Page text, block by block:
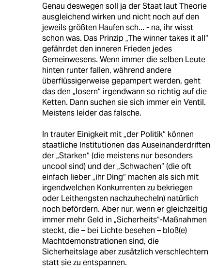
Genau deswegen soll ja der Staat laut Theorie
ausgleichend wirken und nicht noch auf den
jeweils größten Haufen sch... - na, ihr wisst
schon was. Das Prinzip „The winner takes it all“
gefährdet den inneren Frieden jedes
Gemeinwesens. Wenn immer die selben Leute
hinten runter fallen, während andere
überflüssigerweise gepampert werden, geht
das den „losern“ irgendwann so richtig auf die
Ketten. Dann suchen sie sich immer ein Ventil.
Meistens leider das falsche.
In trauter Einigkeit mit „der Politik“ können
staatliche Institutionen das Auseinanderdriften
der „Starken“ (die meistens nur besonders
uncool sind) und der „Schwachen“ (die oft
einfach lieber „ihr Ding“ machen als sich mit
irgendwelchen Konkurrenten zu bekriegen
oder Leithengsten nachzuhecheln) natürlich
noch befördern. Aber nur, wenn er gleichzeitig
immer mehr Geld in „Sicherheits“-Maßnahmen
steckt, die – bei Lichte besehen – bloß(e)
Machtdemonstrationen sind, die
Sicherheitslage aber zusätzlich verschlechtern
statt sie zu entspannen.